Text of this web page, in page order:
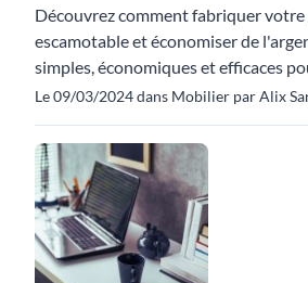
Découvrez comment fabriquer
escamotable et économiser de
simples, économiques et efficaces
Le 09/03/2024 dans Mobilier par Alix